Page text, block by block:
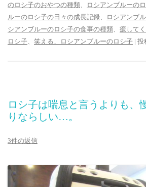
のロシ子のおやつの種類
ロシアンブルーの
ルーのロシ子の日々の成長記録
ロシアンブ
シアンブルーのロシ子の食事の種類
癒して
ロシ子
笑える、ロシアンブルーのロシ子 | 投
ロシ子は喘息と言うよりも、
りならしい…。
3件の返信